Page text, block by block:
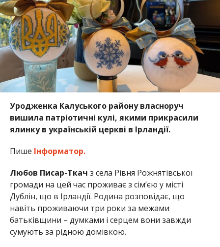
Уродженка Калуського району власноруч
вишила патріотичні кулі, якими прикрасили
ялинку в українській церкві в Ірландії.
Пише Інформатор.
Любов Писар-Ткач з села Рівня Рожнятівської
громади на цей час проживає з сім’єю у місті
Дублін, що в Ірландії. Родина розповідає, що
навіть проживаючи три роки за межами
батьківщини – думками і серцем вони завжди
сумують за рідною домівкою.